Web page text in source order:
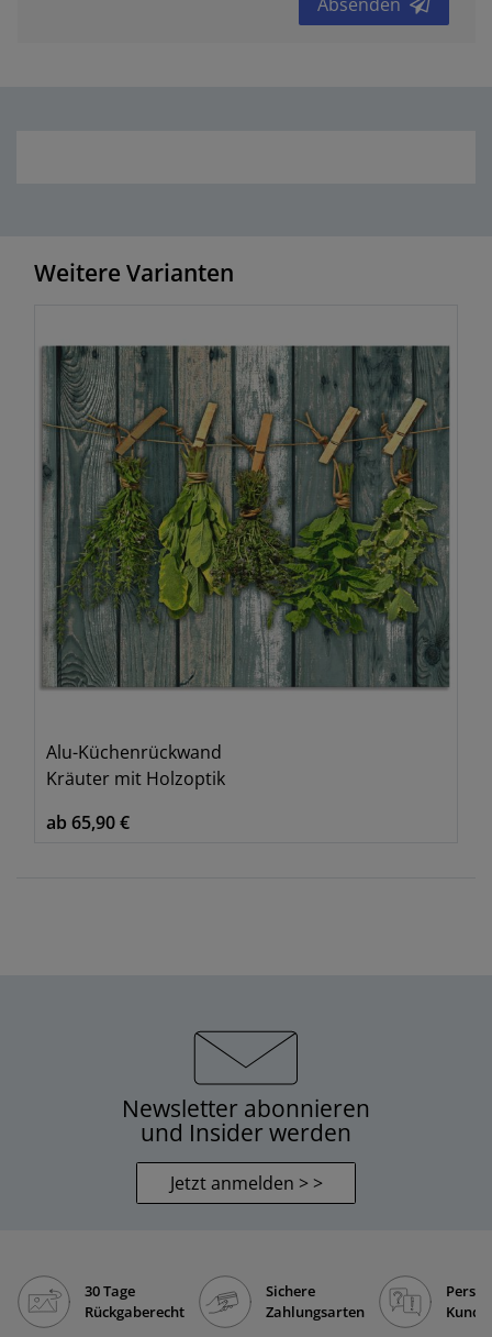
Weitere Varianten
Alu-Küchenrückwand
Kräuter mit Holzoptik
ab 65,90 €
Newsletter abonnieren
und Insider werden
Jetzt anmelden > >
30 Tage
Rückgaberecht
Sichere
Zahlungsarten